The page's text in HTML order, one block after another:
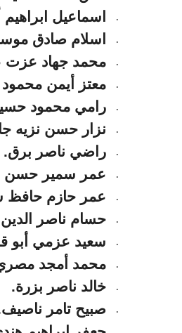
· اسماعيل ابراهيم
· اسلام صادق
· محمد جهاد
· معتز أيمن محمود
· رامي محمود
· نزار حسن نزيه
· راضي ناصر برق.
· عمر سمير حسن
· عمر حازم حافظ
· حسام ناصر
· سعيد عزمي أبو
· محمد أمجد
· خالد ناصر بزرة.
· صبيح تامر